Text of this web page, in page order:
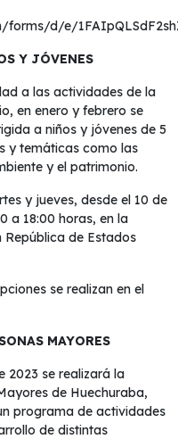
d/e/
Y JÓVENES
a las actividades de la
en enero y febrero se
a niños y jóvenes de 5
y temáticas como las
y el patrimonio.
y jueves, desde el 10 de
a 18:00 horas, en la
de Estados
se realizan en el
MAYORES
2023 se realizará la
de Huechuraba,
programa de actividades
de distintas